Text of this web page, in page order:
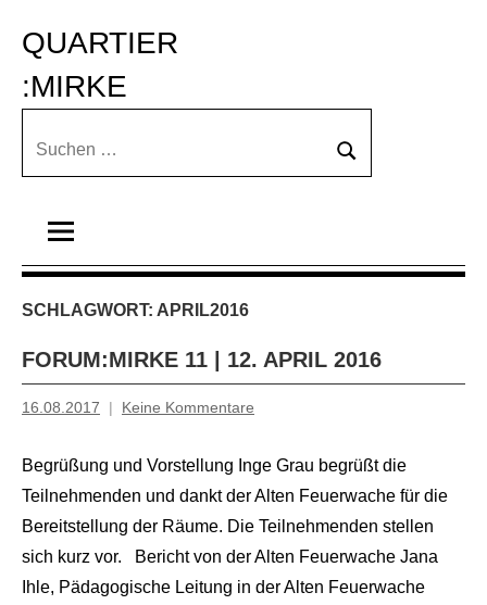
Inhalt
springen
QUARTIER
:MIRKE
Suchen
Suchen
SCHLAGWORT: APRIL2016
FORUM:MIRKE 11 | 12. APRIL 2016
16.08.2017
Inge
Keine Kommentare
Begrüßung und Vorstellung Inge Grau begrüßt die
Teilnehmenden und dankt der Alten Feuerwache für die
Bereitstellung der Räume. Die Teilnehmenden stellen
sich kurz vor. Bericht von der Alten Feuerwache Jana
Ihle, Pädagogische Leitung in der Alten Feuerwache